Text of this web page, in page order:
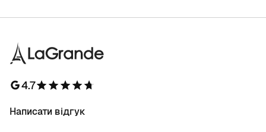
4.7
Написати відгук